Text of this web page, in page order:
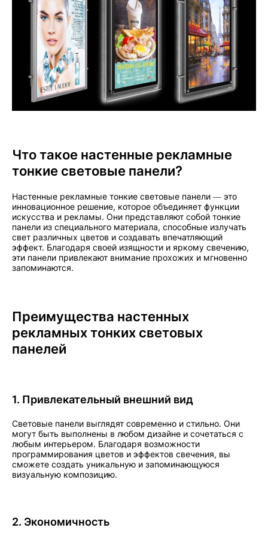
Что такое настенные рекламные
тонкие световые панели?
Настенные рекламные тонкие световые панели — это
инновационное решение, которое объединяет функции
искусства и рекламы. Они представляют собой тонкие
панели из специального материала, способные излучать
свет различных цветов и создавать впечатляющий
эффект. Благодаря своей изящности и яркому свечению,
эти панели привлекают внимание прохожих и мгновенно
запоминаются.
Преимущества настенных
рекламных тонких световых
панелей
1. Привлекательный внешний вид
Световые панели выглядят современно и стильно. Они
могут быть выполнены в любом дизайне и сочетаться с
любым интерьером. Благодаря возможности
программирования цветов и эффектов свечения, вы
сможете создать уникальную и запоминающуюся
визуальную композицию.
2. Экономичность